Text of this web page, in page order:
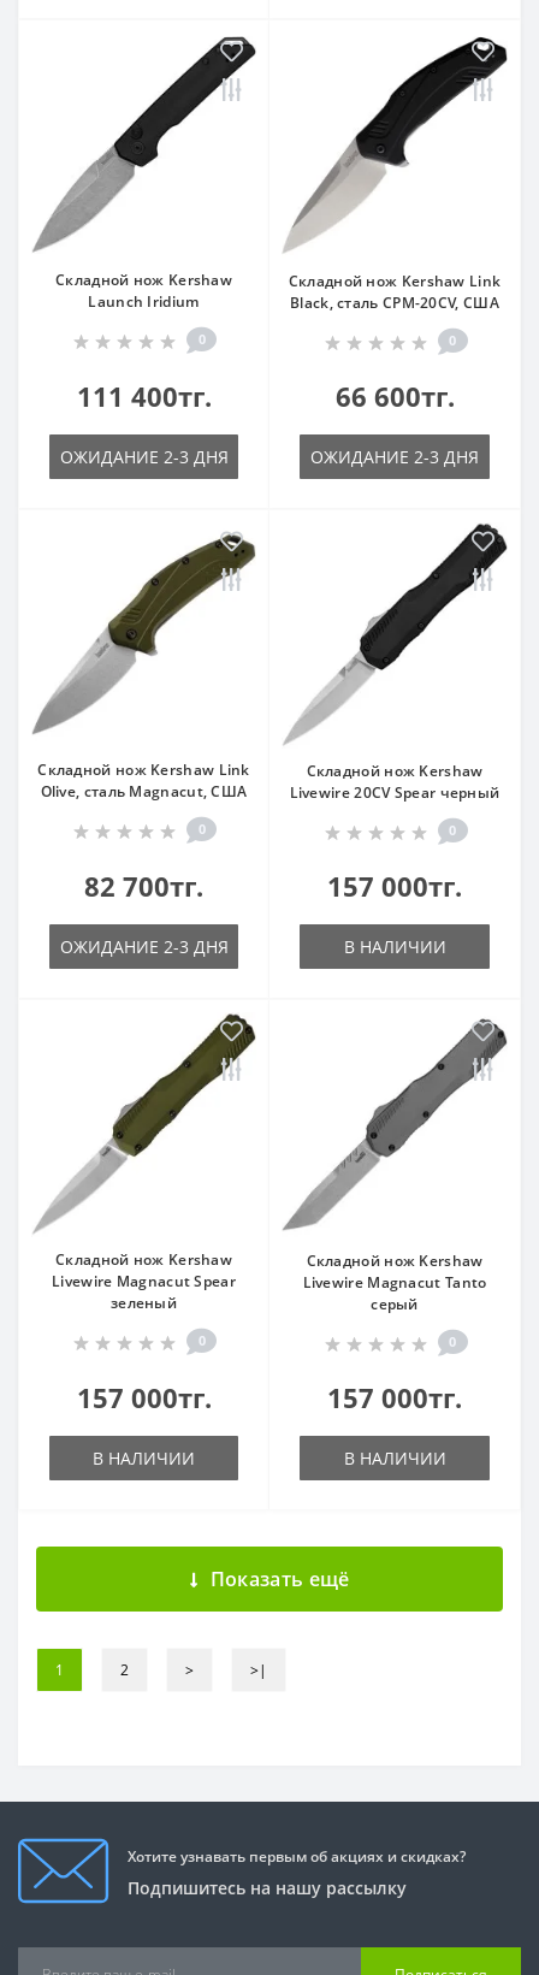
Складной нож Kershaw
Launch Iridium
0
111 400тг.
ОЖИДАНИЕ 2-3 ДНЯ
Складной нож Kershaw Link
Black, сталь CPM-20CV, США
0
66 600тг.
ОЖИДАНИЕ 2-3 ДНЯ
Складной нож Kershaw Link
Olive, сталь Magnacut, США
0
82 700тг.
ОЖИДАНИЕ 2-3 ДНЯ
Складной нож Kershaw
Livewire 20CV Spear черный
0
157 000тг.
В НАЛИЧИИ
Складной нож Kershaw
Livewire Magnacut Spear
зеленый
0
157 000тг.
В НАЛИЧИИ
Складной нож Kershaw
Livewire Magnacut Tanto
серый
0
157 000тг.
В НАЛИЧИИ
Показать ещё
1 2 > >|
Хотите узнавать первым об акциях и скидках?
Подпишитесь на нашу рассылку